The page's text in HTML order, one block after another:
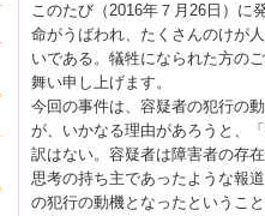
このたび（2016年７月26日）に
命がうばわれ、たくさんのけが
いである。犠牲になられた方の
舞い申し上げます。
今回の事件は、容疑者の犯行の
が、いかなる理由があろうと、
訳はない。容疑者は障害者の存
思考の持ち主であったような報
の犯行の動機となったというこ